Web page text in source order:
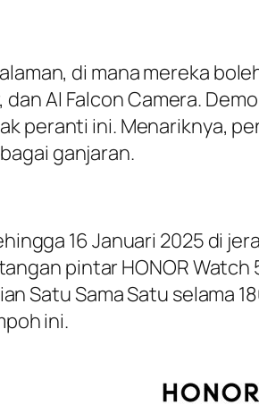
di mana mereka
AI Falcon Camera.
peranti ini. Menariknya,
ganjaran.
16 Januari 2025 di
pintar HONOR Watch
Satu Sama Satu selama
ini.